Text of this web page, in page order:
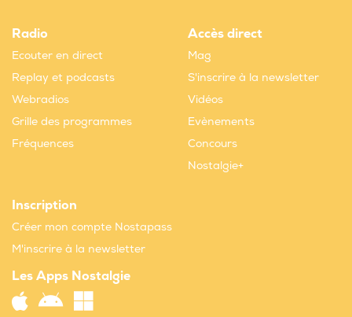
Radio
Ecouter en direct
Replay et podcasts
Webradios
Grille des programmes
Fréquences
Accès direct
Mag
S'inscrire à la newsletter
Vidéos
Evènements
Concours
Nostalgie+
Inscription
Créer mon compte Nostapass
M'inscrire à la newsletter
Les Apps Nostalgie